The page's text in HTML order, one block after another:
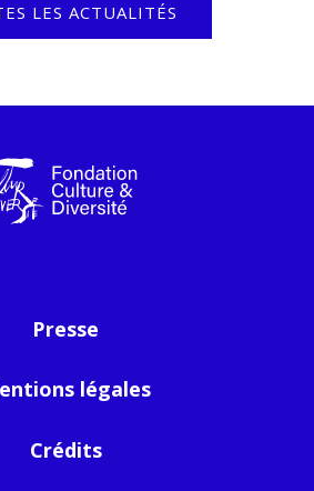
LES ACTUALITÉS
Presse
légales
Crédits